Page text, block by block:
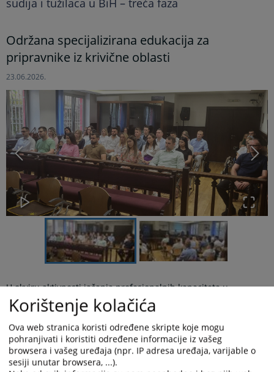
sudija i tužilaca u BiH – treća faza
Održana specijalizirana edukacija za
pripravnike iz krivične oblasti
23.06.2026.
U okviru aktivnosti jačanja profesionalnih kapaciteta u
pravosudnom sistemu Bosne i Hercegovine koje Visoko sudsko i
tužilačko vijeće Bosne i Hercegovine kontinuirano provodi,
uspješno je realizovana edukacija za pripravnike iz oblasti
krivičnog prava.
Edukacija je održana u saradnji sa Centrom za edukaciju sudija
i tužilaca F BiH kao dio sistemski uspostavljenog modela
Korištenje kolačića
Ova web stranica koristi određene skripte koje mogu
pohranjivati i koristiti određene informacije iz vašeg
browsera i vašeg uređaja (npr. IP adresa uređaja, varijable o
sesiji unutar browsera, ...).